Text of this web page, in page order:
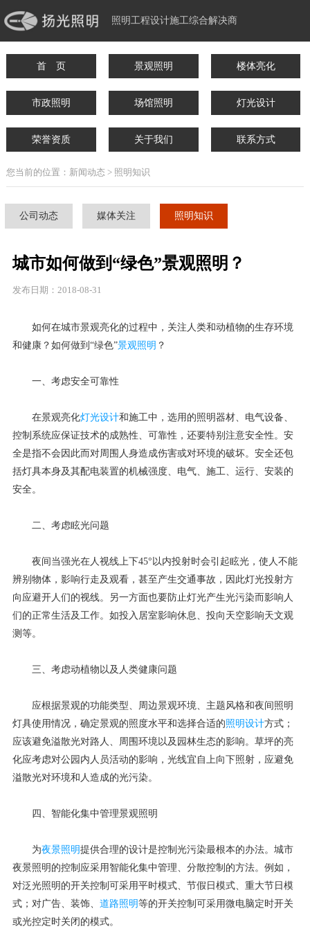
照明工程设计施工综合解决商
首 页 景观照明 楼体亮化
市政照明 场馆照明 灯光设计
荣誉资质 关于我们 联系方式
您当前的位置：新闻动态 > 照明知识
公司动态 媒体关注 照明知识
城市如何做到“绿色”景观照明？
发布日期：2018-08-31
如何在城市景观亮化的过程中，关注人类和动植物的生存环境
和健康？如何做到“绿色”景观照明 ？
一、考虑安全可靠性
在景观亮化灯光设计和施工中，选用的照明器材、电气设备、
控制系统应保证技术的成熟性、可靠性，还要特别注意安全性。安
全是指不会因此而对周围人身造成伤害或对环境的破坏。安全还包
括灯具本身及其配电装置的机械强度、电气、施工、运行、安装的
安全。
二、考虑眩光问题
夜间当强光在人视线上下45°以内投射时会引起眩光，使人不能
辨别物体，影响行走及观看，甚至产生交通事故，因此灯光投射方
向应避开人们的视线。另一方面也要防止灯光产生光污染而影响人
们的正常生活及工作。如投入居室影响休息、投向天空影响天文观
测等。
三、考虑动植物以及人类健康问题
应根据景观的功能类型、周边景观环境、主题风格和夜间照明
灯具使用情况，确定景观的照度水平和选择合适的照明设计方式；
应该避免溢散光对路人、周围环境以及园林生态的影响。草坪的亮
化应考虑对公园内人员活动的影响，光线宜自上向下照射，应避免
溢散光对环境和人造成的光污染。
四、智能化集中管理景观照明
为夜景照明提供合理的设计是控制光污染最根本的办法。城市
夜景照明的控制应采用智能化集中管理、分散控制的方法。例如，
对泛光照明的开关控制可采用平时模式、节假日模式、重大节日模
式；对广告、装饰、 道路照明等的开关控制可采用微电脑定时开关
或光控定时关闭的模式。